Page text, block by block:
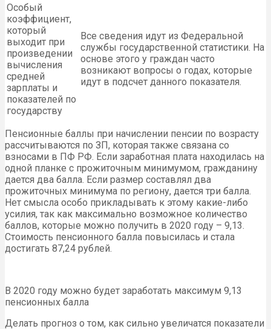
Особый
коэффициент,
который
выходит при
произведении
вычисления
средней
зарплаты и
показателей по
государству
Все сведения идут из Федеральной
службы государственной статистики. На
основе этого у граждан часто
возникают вопросы о годах, которые
идут в подсчет данного показателя.
Пенсионные баллы при начислении пенсии по возрасту
рассчитываются по ЗП, которая также связана со
взносами в ПФ РФ. Если заработная плата находилась на
одной планке с прожиточным минимумом, гражданину
дается два балла. Если размер составлял два
прожиточных минимума по региону, дается три балла.
Нет смысла особо прикладывать к этому какие-либо
усилия, так как максимально возможное количество
баллов, которые можно получить в 2020 году – 9,13.
Стоимость пенсионного балла повысилась и стала
достигать 87,24 рублей.
В 2020 году можно будет заработать максимум 9,13
пенсионных балла
Делать прогноз о том, как сильно увеличатся показатели